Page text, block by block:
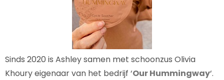
Sinds 2020 is Ashley samen met schoonzus Olivia
Khoury eigenaar van het bedrijf ‘Our Hummingway‘.